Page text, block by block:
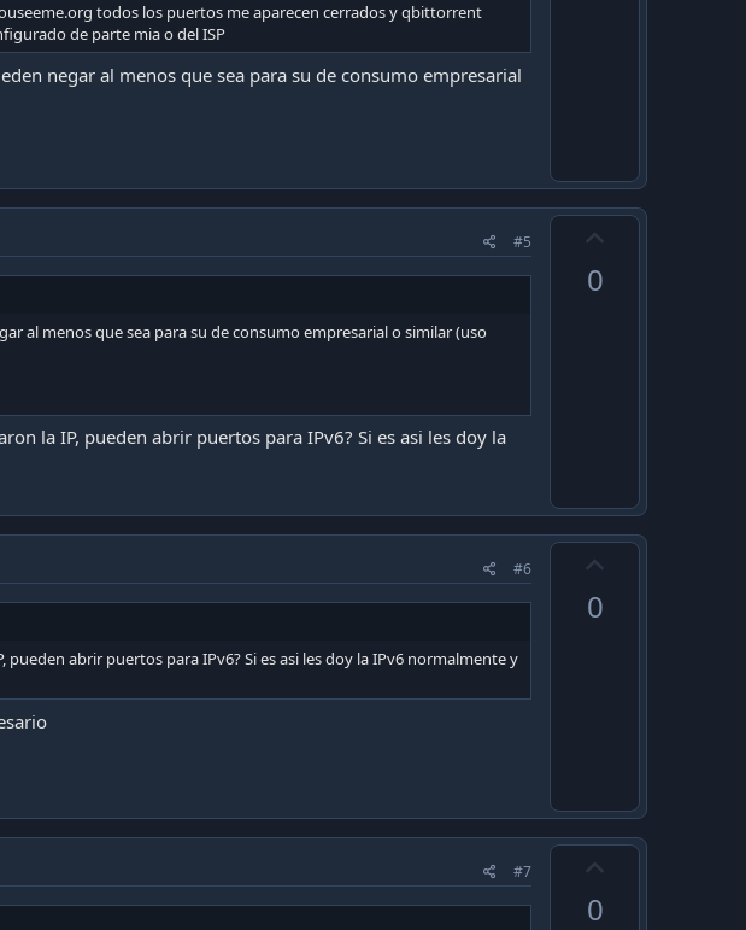
todos los puertos me aparecen cerrados y qbittorrent
de parte mia o del ISP
negar al menos que sea para su de consumo empresarial
#5
al menos que sea para su de consumo empresarial o similar (uso
la IP, pueden abrir puertos para IPv6? Si es asi les doy la
0
#6
abrir puertos para IPv6? Si es asi les doy la IPv6 normalmente y
0
#7
0